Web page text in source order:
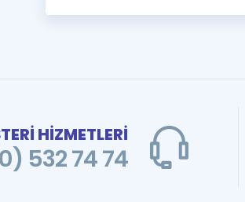
HİZMETLERİ
532 74 74